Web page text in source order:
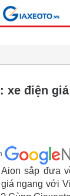
xe điện
sắp đưa
ngang với